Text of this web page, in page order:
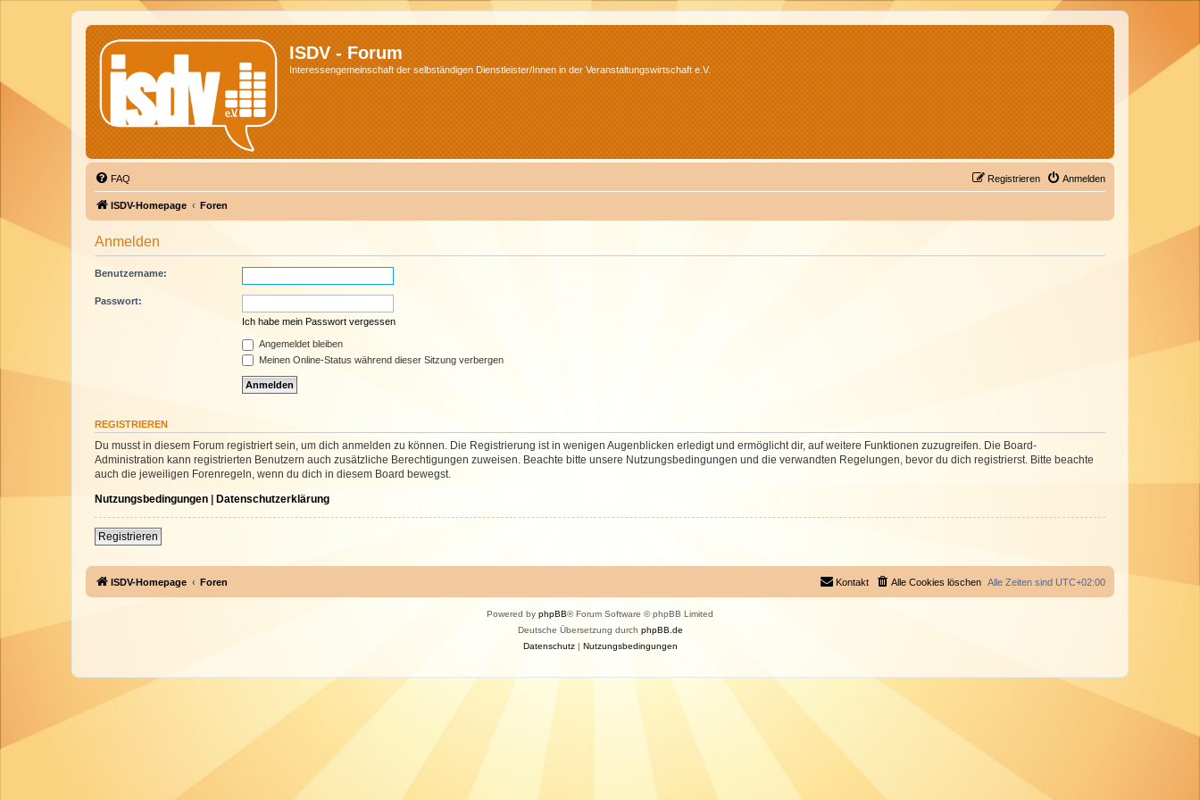
ISDV - Forum
Interessengemeinschaft der selbständigen Dienstleister/Innen in der Veranstaltungswirtschaft e.V.
FAQ Anmelden
Registrieren
ISDV-Homepage Foren
Anmelden
Benutzername:
Passwort:
Ich habe mein Passwort vergessen
Angemeldet bleiben
Meinen Online-Status während dieser Sitzung verbergen
REGISTRIEREN
Du musst in diesem Forum registriert sein, um dich anmelden zu können. Die Registrierung ist in wenigen Augenblicken erledigt und ermöglicht dir, auf weitere Funktionen zuzugreifen. Die Board-
Administration kann registrierten Benutzern auch zusätzliche Berechtigungen zuweisen. Beachte bitte unsere Nutzungsbedingungen und die verwandten Regelungen, bevor du dich registrierst. Bitte beachte
auch die jeweiligen Forenregeln, wenn du dich in diesem Board bewegst.
Nutzungsbedingungen | Datenschutzerklärung
Registrieren
ISDV-Homepage Foren Alle Zeiten sind UTC+02:00
Alle Cookies löschen
Kontakt
Powered by phpBB® Forum Software © phpBB Limited
Deutsche Übersetzung durch phpBB.de
Datenschutz| Nutzungsbedingungen